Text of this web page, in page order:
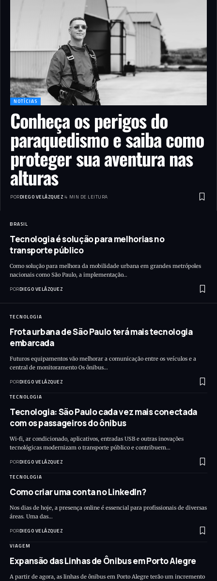
NOTÍCIAS
Conheça os perigos do
paraquedismo e saiba como
proteger sua aventura nas
alturas
PORDIEGO VELÁZQUEZ 4 MIN DE LEITURA
BRASIL
Tecnologia é solução para melhorias no
transporte público
Como solução para melhora da mobilidade urbana em grandes metrópoles
nacionais como São Paulo, a implementação…
PORDIEGO VELÁZQUEZ
TECNOLOGIA
Frota urbana de São Paulo terá mais tecnologia
embarcada
Futuros equipamentos vão melhorar a comunicação entre os veículos e a
central de monitoramento Os ônibus…
PORDIEGO VELÁZQUEZ
TECNOLOGIA
Tecnologia: São Paulo cada vez mais conectada
com os passageiros do ônibus
Wi-fi, ar condicionado, aplicativos, entradas USB e outras inovações
tecnológicas modernizam o transporte público e contribuem…
PORDIEGO VELÁZQUEZ
TECNOLOGIA
Como criar uma conta no LinkedIn?
Nos dias de hoje, a presença online é essencial para profissionais de diversas
áreas. Uma das…
PORDIEGO VELÁZQUEZ
VIAGEM
Expansão das Linhas de Ônibus em Porto Alegre
A partir de agora, as linhas de ônibus em Porto Alegre terão um incremento